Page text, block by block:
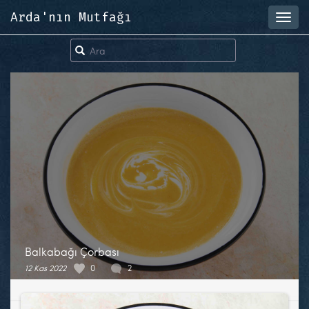
Arda'nın Mutfağı
Balkabağı Çorbası
12 Kas 2022 0 2